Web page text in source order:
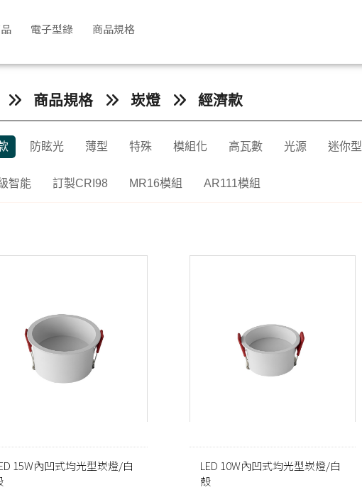
電子型錄 商品規格
商品規格 崁燈 經濟款
防眩光 薄型 特殊 模組化 高瓦數 光源 迷你型
智能 訂製CRI98 MR16模組 AR111模組
15W內凹式均光型崁燈/白
LED 10W內凹式均光型崁燈/白
殼